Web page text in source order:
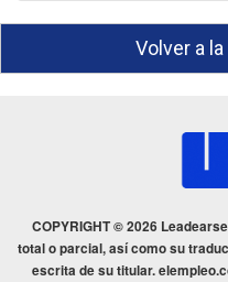
Volver a
COPYRIGHT © 2026
total o parcial, así como su
escrita de su titular.